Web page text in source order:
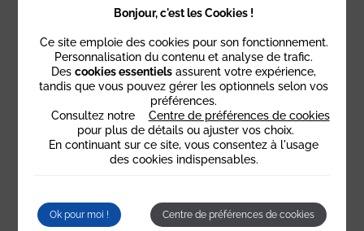
Capacité d’accueil idéale: Nous disposons de 4
personnes, dans une ambiance chaleureuse et
authentique, typique de la Dordogne ainsi que26
chambres de charmeà l’hôtel.
Menus sur mesure: Pour vos repas de groupe,
nous proposons des
menus spécialement conçus
mettant à l’honneur lacuisine du Périgord
alimentaires (végétarien, sans gluten, etc.).
Facilité d’accès pour les groupes
Bonjour, c'est les Cookies !
Ce site emploie des cookies pour son fonctionnement.
Personnalisation du contenu et analyse de trafic.
Des cookies essentiels assurent votre expérience,
tandis que vous pouvez gérer les optionnels selon vos
préférences.
Consultez notre
Centre de préférences de cookies
pour plus de détails ou ajuster vos choix.
En continuant sur ce site, vous consentez à l'usage
des cookies indispensables.
Ok pour moi ! Centre de préférences de cookies